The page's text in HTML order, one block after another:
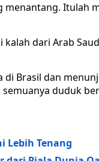
menantang. Itulah
dari Arab
di Brasil dan
duduk
Lebih Tenang